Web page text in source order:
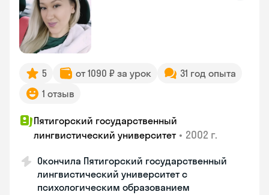
5 от 1090 ₽ за урок
31 год опыта
1 отзыв
Пятигорский государственный
лингвистический университет • 2002 г.
Окончила Пятигорский государственный
лингвистический университет с
психологическим образованием